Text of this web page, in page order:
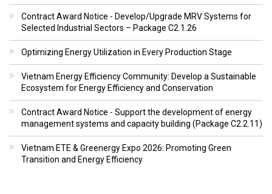
Contract Award Notice - Develop/Upgrade MRV Systems for
Selected Industrial Sectors – Package C2.1.26
Optimizing Energy Utilization in Every Production Stage
Vietnam Energy Efficiency Community: Develop a Sustainable
Ecosystem for Energy Efficiency and Conservation
Contract Award Notice - Support the development of energy
management systems and capacity building (Package C2.2.11)
Vietnam ETE & Greenergy Expo 2026: Promoting Green
Transition and Energy Efficiency